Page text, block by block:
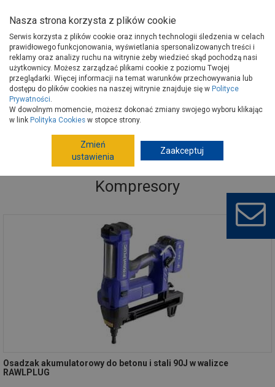
Strona główna Narzędzia
Elektronarzędzia, osprzęt
Kompresory
Kompresory
Osadzak akumulatorowy do betonu i stali 90J w walizce
RAWLPLUG
Nasza strona korzysta z plików cookie
Serwis korzysta z plików cookie oraz innych technologii śledzenia w celach
prawidłowego funkcjonowania, wyświetlania spersonalizowanych treści i
reklamy oraz analizy ruchu na witrynie żeby wiedzieć skąd pochodzą nasi
użytkownicy. Możesz zarządzać plikami cookie z poziomu Twojej
przeglądarki. Więcej informacji na temat warunków przechowywania lub
dostępu do plików cookies na naszej witrynie znajduje się w Polityce
Prywatności.
W dowolnym momencie, możesz dokonać zmiany swojego wyboru klikając
w link Polityka Cookies w stopce strony.
Zmień
ustawienia
Zaakceptuj